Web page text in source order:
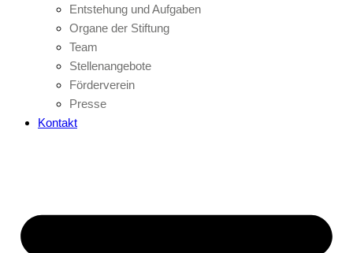
Entstehung und Aufgaben
Organe der Stiftung
Team
Stellenangebote
Förderverein
Presse
Kontakt